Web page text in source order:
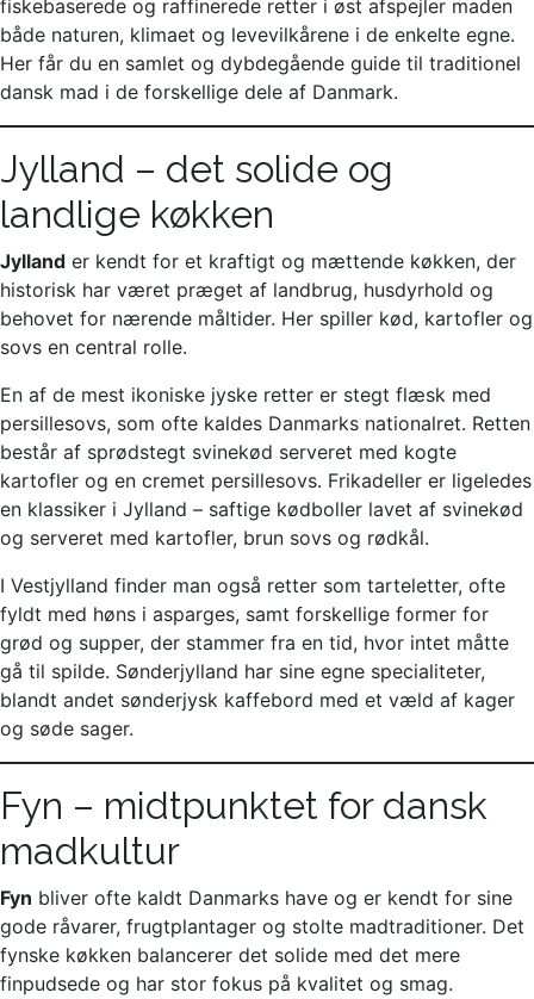
fiskebaserede og raffinerede retter i øst afspejler maden
både naturen, klimaet og levevilkårene i de enkelte egne.
Her får du en samlet og dybdegående guide til traditionel
dansk mad i de forskellige dele af Danmark.
Jylland – det solide og
landlige køkken
Jylland er kendt for et kraftigt og mættende køkken, der
historisk har været præget af landbrug, husdyrhold og
behovet for nærende måltider. Her spiller kød, kartofler og
sovs en central rolle.
En af de mest ikoniske jyske retter er stegt flæsk med
persillesovs, som ofte kaldes Danmarks nationalret. Retten
består af sprødstegt svinekød serveret med kogte
kartofler og en cremet persillesovs. Frikadeller er ligeledes
en klassiker i Jylland – saftige kødboller lavet af svinekød
og serveret med kartofler, brun sovs og rødkål.
I Vestjylland finder man også retter som tarteletter, ofte
fyldt med høns i asparges, samt forskellige former for
grød og supper, der stammer fra en tid, hvor intet måtte
gå til spilde. Sønderjylland har sine egne specialiteter,
blandt andet sønderjysk kaffebord med et væld af kager
og søde sager.
Fyn – midtpunktet for dansk
madkultur
Fyn bliver ofte kaldt Danmarks have og er kendt for sine
gode råvarer, frugtplantager og stolte madtraditioner. Det
fynske køkken balancerer det solide med det mere
finpudsede og har stor fokus på kvalitet og smag.